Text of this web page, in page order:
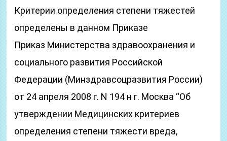
Критерии определения степени тяжестей
определены в данном Приказе
Прикaз Министерства здравоохранения и
социального развития Российской
Федерации (Минздравсоцразвития России)
от 24 апреля 2008 г. N 194 н г. Москва “Об
утверждении Медицинских критериев
определения степени тяжести вреда,